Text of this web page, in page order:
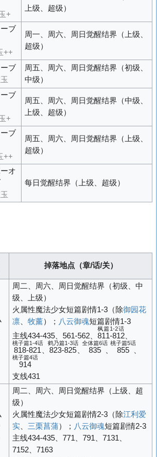
+
上级、超级）
ブ
++
周一、周六、周日觉醒结界（上级、
超级）
ブ
周五、周六、周日觉醒结界（初级、
中级）
ブ
+
周五、周六、周日觉醒结界（中级、
上级、超级）
ブ
++
周五、周六、周日觉醒结界（上级、
超级）
オ
每日觉醒结界（上级、超级）
掉落地点（章/话/关）
周二、周六、周日觉醒结界（初级、中
级、上级）
火属性魔法少女短篇剧情1-3（除御园花
凛、 牧薰）； 八云御魂短篇剧情1-3
主线434-435、561-562、 811-812
枫篇1-2话
、
818-821
桃子篇1-4话
、 823-825
鹤乃篇1-3话
、 835
全体篇6话
、 855
桃子篇5话
、
914
桃子篇4话
支线431
周二、周六、周日觉醒结界（上级、超
级）
火属性魔法少女短篇剧情2-3（除江利爱
实、 三栗菖蒲）； 八云御魂短篇剧情2-3
主线434-435、771、791、7131、
7152、7163